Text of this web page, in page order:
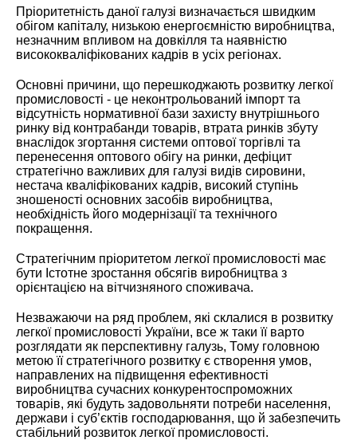
Пріоритетність даної галузі визначається швидким
обігом капіталу, низькою енергоємністю виробництва,
незначним впливом на довкілля та наявністю
висококваліфікованих кадрів в усіх регіонах.
Основні причини, що перешкоджають розвитку легкої
промисловості - це неконтрольований імпорт та
відсутність нормативної бази захисту внутрішнього
ринку від контрабанди товарів, втрата ринків збуту
внаслідок згортання системи оптової торгівлі та
перенесення оптового обігу на ринки, дефіцит
стратегічно важливих для галузі видів сировини,
нестача кваліфікованих кадрів, високий ступінь
зношеності основних засобів виробництва,
необхідність його модернізації та технічного
покращення.
Стратегічним пріоритетом легкої промисловості має
бути Істотне зростання обсягів виробництва з
орієнтацією на вітчизняного споживача.
Незважаючи на ряд проблем, які склалися в розвитку
легкої промисловості України, все ж таки її варто
розглядати як перспективну галузь, Тому головною
метою її стратегічного розвитку є створення умов,
направлених на підвищення ефективності
виробництва сучасних конкурентоспроможних
товарів, які будуть задовольняти потреби населення,
держави і суб’єктів господарювання, що й забезпечить
стабільний розвиток легкої промисловості.